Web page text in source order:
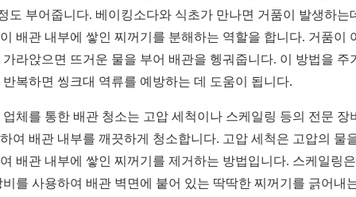
도 부어줍니다. 베이킹소다와 식초가 만나면 거품이 발생하는
배관 내부에 쌓인 찌꺼기를 분해하는 역할을 합니다. 거품이
가라앉으면 뜨거운 물을 부어 배관을 헹궈줍니다. 이 방법을 주
반복하면 씽크대 역류를 예방하는 데 도움이 됩니다.
업체를 통한 배관 청소는 고압 세척이나 스케일링 등의 전문 장
여 배관 내부를 깨끗하게 청소합니다. 고압 세척은 고압의 물
배관 내부에 쌓인 찌꺼기를 제거하는 방법입니다. 스케일링
비를 사용하여 배관 벽면에 붙어 있는 딱딱한 찌꺼기를 긁어내